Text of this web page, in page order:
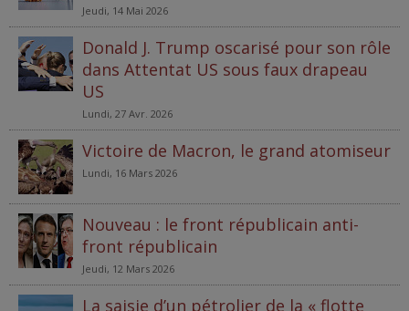
Jeudi, 14 Mai 2026
Donald J. Trump oscarisé pour son rôle
dans Attentat US sous faux drapeau
US
Lundi, 27 Avr. 2026
Victoire de Macron, le grand atomiseur
Lundi, 16 Mars 2026
Nouveau : le front républicain anti-
front républicain
Jeudi, 12 Mars 2026
La saisie d’un pétrolier de la « flotte